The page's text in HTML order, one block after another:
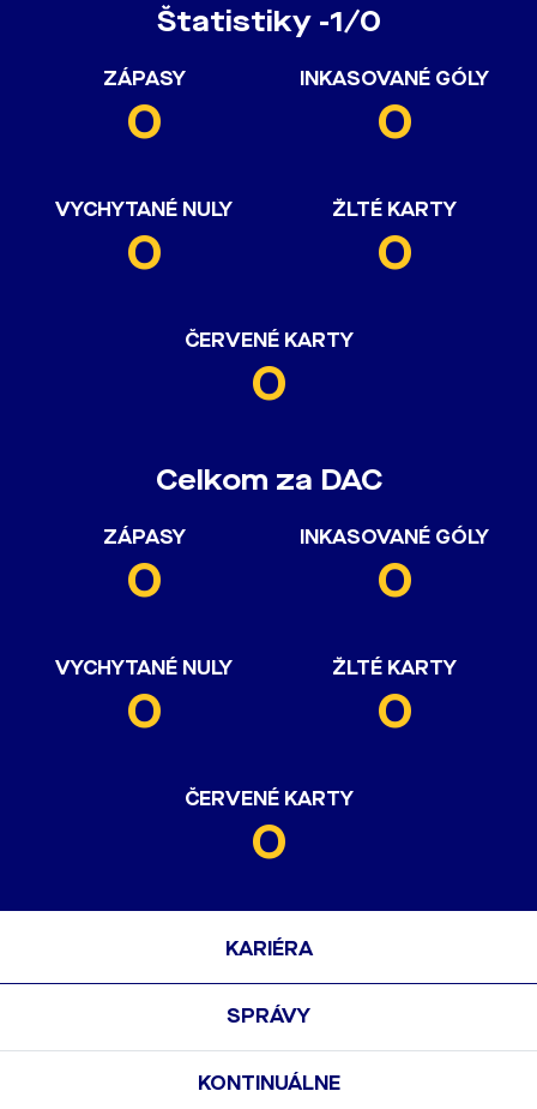
Štatistiky -1/0
ZÁPASY
0
INKASOVANÉ GÓLY
0
VYCHYTANÉ NULY
0
ŽLTÉ KARTY
0
ČERVENÉ KARTY
0
Celkom za DAC
ZÁPASY
0
INKASOVANÉ GÓLY
0
VYCHYTANÉ NULY
0
ŽLTÉ KARTY
0
ČERVENÉ KARTY
0
KARIÉRA
SPRÁVY
KONTINUÁLNE